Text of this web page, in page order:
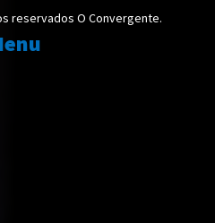
reservados O Convergente.